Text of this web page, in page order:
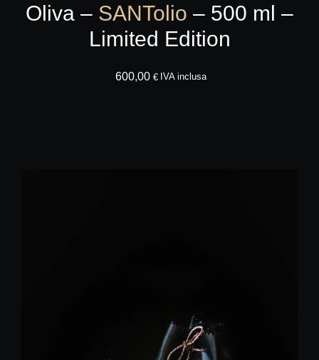
Oliva – SANTolio – 500 ml –
Limited Edition
600,00 € IVA inclusa